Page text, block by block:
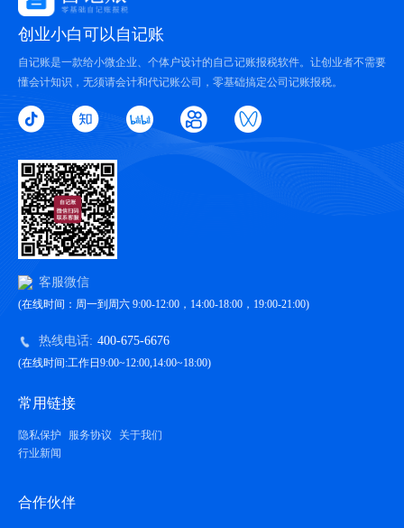
创业小白可以自记账
自记账是一款给小微企业、个体户设计的自己记账报税软件。让创业者不需要
懂会计知识，无须请会计和代记账公司，零基础搞定公司记账报税。
客服微信
(在线时间：周一到周六 9:00-12:00，14:00-18:00，19:00-21:00)
热线电话: 400-675-6676
(在线时间:工作日9:00~12:00,14:00~18:00)
常用链接
隐私保护 服务协议
关于我们
行业新闻
合作伙伴